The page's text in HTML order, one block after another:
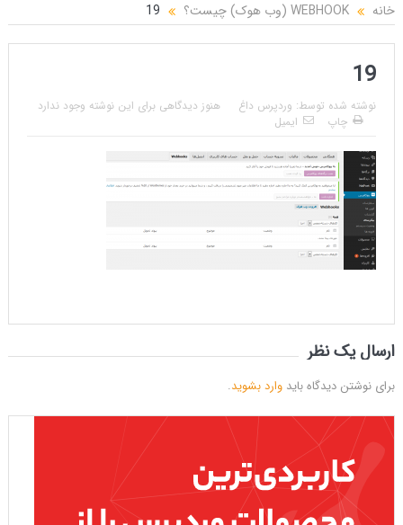
خانه WEBHOOK (وب هوک) چیست؟ 19
19
نوشته شده توسط: وردپرس داغ
هنوز دیدگاهی برای این نوشته وجود ندارد
چاپ
ایمیل
ارسال یک نظر
برای نوشتن دیدگاه باید وارد بشوید.